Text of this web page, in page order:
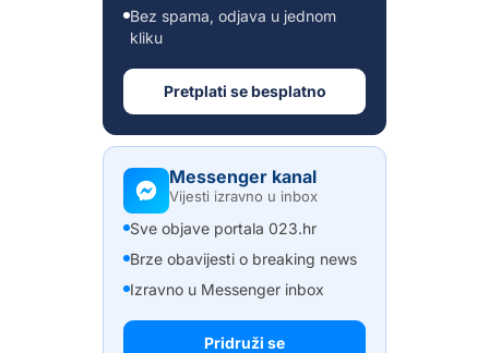
Bez spama, odjava u jednom
kliku
Pretplati se besplatno
Messenger kanal
Vijesti izravno u inbox
Sve objave portala 023.hr
Brze obavijesti o breaking news
Izravno u Messenger inbox
Pridruži se